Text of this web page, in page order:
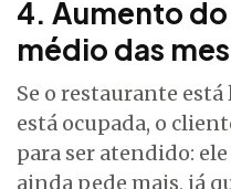
4. Aumento
médio das
Se o restaurante
está ocupada, o
para ser atendido:
ainda pede mais, já